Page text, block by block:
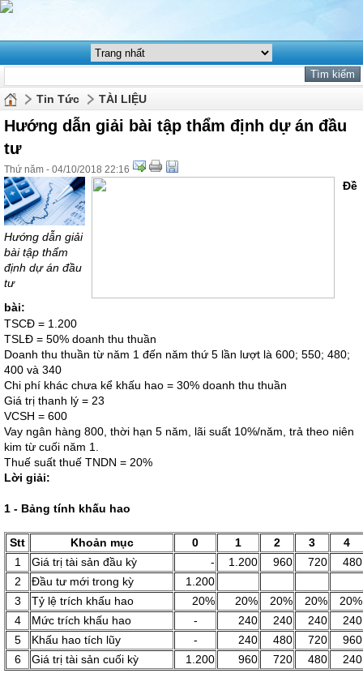
Tin Tức TÀI LIỆU
Hướng dẫn giải bài tập thẩm định dự án đầu
tư
Thứ năm - 04/10/2018 22:16
Hướng dẫn giải
bài tập thẩm
định dự án đầu
tư
Đề
bài:
TSCĐ = 1.200
TSLĐ = 50% doanh thu thuần
Doanh thu thuần từ năm 1 đến năm thứ 5 lần lượt là 600; 550; 480;
400 và 340
Chi phí khác chưa kể khấu hao = 30% doanh thu thuần
Giá trị thanh lý = 23
VCSH = 600
Vay ngân hàng 800, thời hạn 5 năm, lãi suất 10%/năm, trả theo niên
kim từ cuối năm 1.
Thuế suất thuế TNDN = 20%
Lời giải:
1 - Bảng tính khấu hao
Stt Khoản mục 0 1 2 3
4
1
Giá trị tài sản đầu kỳ - 1.200 960 720
480
2
Đầu tư mới trong kỳ
1.200
3
Tỷ lệ trích khấu hao 20% 20% 20% 20%
20%
4
Mức trích khấu hao - 240 240 240
240
5
Khấu hao tích lũy - 240 480 720
960
6
Giá trị tài sản cuối kỳ 1.200 960 720 480 240